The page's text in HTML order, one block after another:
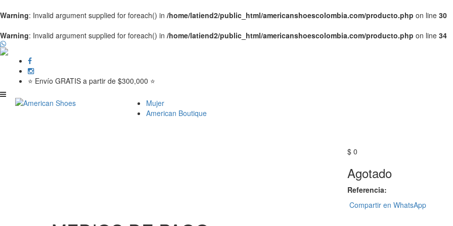
Warning: Invalid argument supplied for foreach() in /home/latiend2/public_html/americanshoescolombia.com/producto.php on line 30
Warning: Invalid argument supplied for foreach() in /home/latiend2/public_html/americanshoescolombia.com/producto.php on line 34
⭐ Envío GRATIS a partir de $300,000 ⭐
Mujer
American Boutique
$ 0
Agotado
Referencia:
Compartir en WhatsApp